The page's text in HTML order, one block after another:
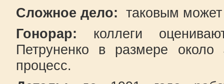
Сложное дело: таковым
Гонорар: коллеги
Петруненко в размере
процесс.